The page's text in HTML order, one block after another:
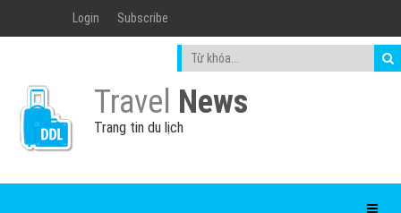
Login Subscribe
Travel News
Trang tin du lịch